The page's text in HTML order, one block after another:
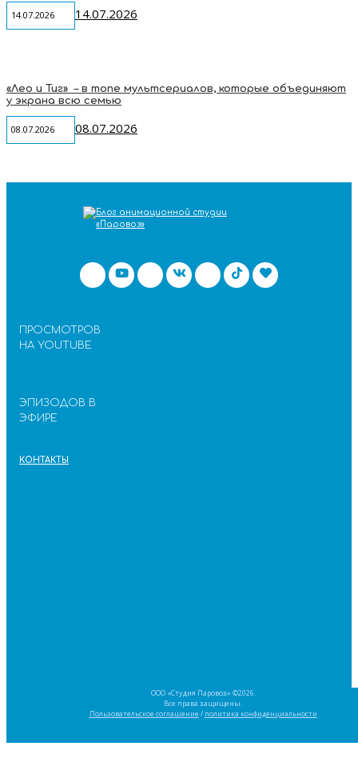
14.07.2026 14.07.2026
«Лео и Тиг» – в топе мультсериалов, которые объединяют
у экрана всю семью
08.07.2026 08.07.2026
ПРОСМОТРОВ
НА YOUTUBE
ЭПИЗОДОВ В
ЭФИРЕ
КОНТАКТЫ
ООО «Студия Паровоз» ©2026.
Все права защищены.
Пользовательское соглашение / политика конфиденциальности